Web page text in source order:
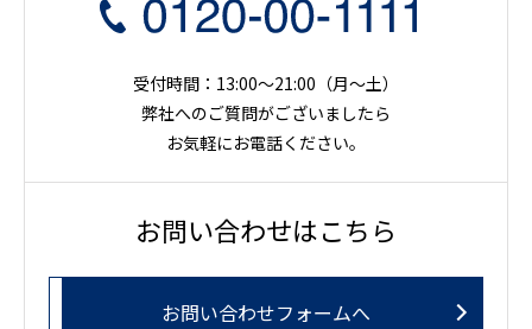
受付時間：13:00～21:00（月〜土）
弊社へのご質問がございましたら
お気軽にお電話ください。
お問い合わせはこちら
お問い合わせフォームへ